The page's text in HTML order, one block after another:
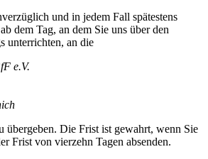
und in jedem Fall spätestens
dem Tag, an dem Sie uns über den
unterrichten, an die
e.V.
übergeben. Die Frist ist gewahrt, wenn Sie
Frist von vierzehn Tagen absenden.